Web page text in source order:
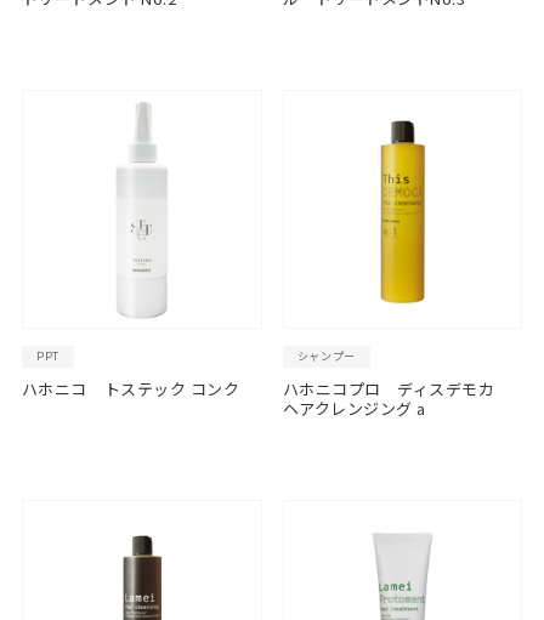
PPT
ハホニコ トステック コンク
シャンプー
ハホニコプロ ディスデモカ
ヘアクレンジング a